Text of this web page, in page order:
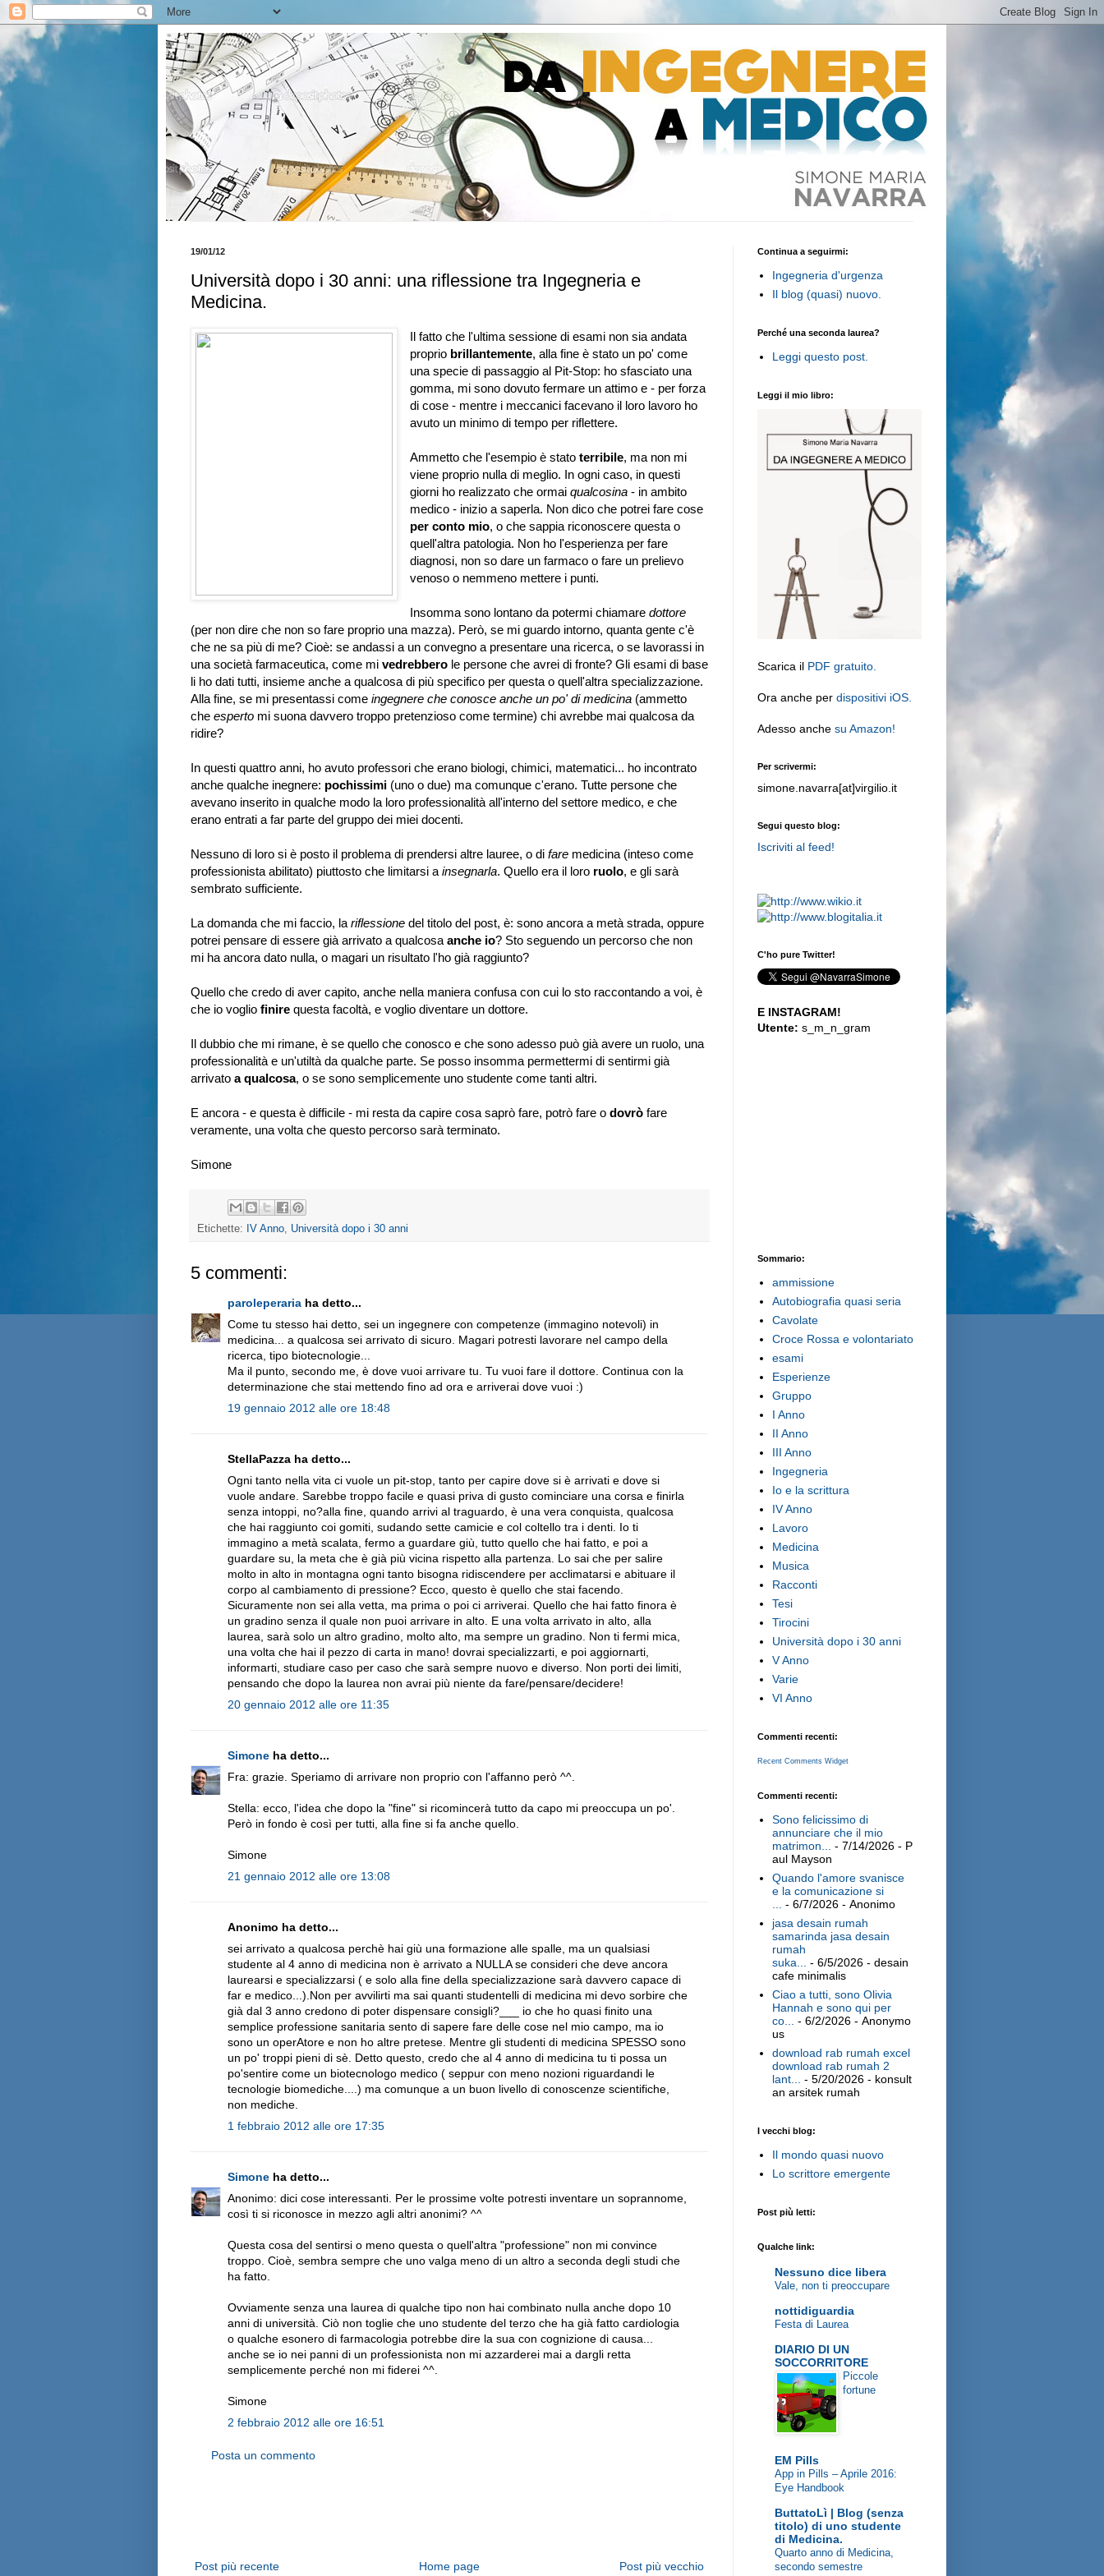
19/01/12
Università dopo i 30 anni: una riflessione tra Ingegneria e
Medicina.
Il fatto che l'ultima sessione di esami non sia andata
proprio brillantemente, alla fine è stato un po' come
una specie di passaggio al Pit-Stop: ho sfasciato una
gomma, mi sono dovuto fermare un attimo e - per forza
di cose - mentre i meccanici facevano il loro lavoro ho
avuto un minimo di tempo per riflettere.
Ammetto che l'esempio è statoterribile, ma non mi
viene proprio nulla di meglio. In ogni caso, in questi
giorni ho realizzato che ormaiqualcosina - in ambito
medico - inizio a saperla. Non dico che potrei fare cose
per conto mio, o che sappia riconoscere questa o
quell'altra patologia. Non ho l'esperienza per fare
diagnosi, non so dare un farmaco o fare un prelievo
venoso o nemmeno mettere i punti.
Insomma sono lontano da potermi chiamaredottore
(per non dire che non so fare proprio una mazza). Però, se mi guardo intorno, quanta gente c'è
che ne sa più di me? Cioè: se andassi a un convegno a presentare una ricerca, o se lavorassi in
una società farmaceutica, come mi vedrebbero le persone che avrei di fronte? Gli esami di base
li ho dati tutti, insieme anche a qualcosa di più specifico per questa o quell'altra specializzazione.
Alla fine, se mi presentassi come ingegnere che conosce anche un po' di medicina (ammetto
che esperto mi suona davvero troppo pretenzioso come termine) chi avrebbe mai qualcosa da
ridire?
In questi quattro anni, ho avuto professori che erano biologi, chimici, matematici... ho incontrato
anche qualche inegnere: pochissimi (uno o due) ma comunque c'erano. Tutte persone che
avevano inserito in qualche modo la loro professionalità all'interno del settore medico, e che
erano entrati a far parte del gruppo dei miei docenti.
Nessuno di loro si è posto il problema di prendersi altre lauree, o di fare medicina (inteso come
professionista abilitato) piuttosto che limitarsi a insegnarla. Quello era il loro ruolo, e gli sarà
sembrato sufficiente.
La domanda che mi faccio, la riflessione del titolo del post, è: sono ancora a metà strada, oppure
potrei pensare di essere già arrivato a qualcosa anche io? Sto seguendo un percorso che non
mi ha ancora dato nulla, o magari un risultato l'ho già raggiunto?
Quello che credo di aver capito, anche nella maniera confusa con cui lo sto raccontando a voi, è
che io voglio finire questa facoltà, e voglio diventare un dottore.
Il dubbio che mi rimane, è se quello che conosco e che sono adesso può già avere un ruolo, una
professionalità e un'utiltà da qualche parte. Se posso insomma permettermi di sentirmi già
arrivato a qualcosa, o se sono semplicemente uno studente come tanti altri.
E ancora - e questa è difficile - mi resta da capire cosa saprò fare, potrò fare o dovrò fare
veramente, una volta che questo percorso sarà terminato.
Simone
Etichette: IV Anno Università dopo i 30 anni
5 commenti:
paroleperaria ha detto...
Come tu stesso hai detto, sei un ingegnere con competenze (immagino notevoli) in
medicina... a qualcosa sei arrivato di sicuro. Magari potresti lavorare nel campo della
ricerca, tipo biotecnologie...
Ma il punto, secondo me, è dove vuoi arrivare tu. Tu vuoi fare il dottore. Continua con la
determinazione che stai mettendo fino ad ora e arriverai dove vuoi :)
19 gennaio 2012 alle ore 18:48
StellaPazza ha detto...
Ogni tanto nella vita ci vuole un pit-stop, tanto per capire dove si è arrivati e dove si
vuole andare. Sarebbe troppo facile e quasi priva di gusto cominciare una corsa e finirla
senza intoppi, no?alla fine, quando arrivi al traguardo, è una vera conquista, qualcosa
che hai raggiunto coi gomiti, sudando sette camicie e col coltello tra i denti. Io ti
immagino a metà scalata, fermo a guardare giù, tutto quello che hai fatto, e poi a
guardare su, la meta che è già più vicina rispetto alla partenza. Lo sai che per salire
molto in alto in montagna ogni tanto bisogna ridiscendere per acclimatarsi e abituare il
corpo al cambiamento di pressione? Ecco, questo è quello che stai facendo.
Sicuramente non sei alla vetta, ma prima o poi ci arriverai. Quello che hai fatto finora è
un gradino senza il quale non puoi arrivare in alto. E una volta arrivato in alto, alla
laurea, sarà solo un altro gradino, molto alto, ma sempre un gradino. Non ti fermi mica,
una volta che hai il pezzo di carta in mano! dovrai specializzarti, e poi aggiornarti,
informarti, studiare caso per caso che sarà sempre nuovo e diverso. Non porti dei limiti,
pensando che dopo la laurea non avrai più niente da fare/pensare/decidere!
20 gennaio 2012 alle ore 11:35
Simone ha detto...
Fra: grazie. Speriamo di arrivare non proprio con l'affanno però ^^.
Stella: ecco, l'idea che dopo la "fine" si ricomincerà tutto da capo mi preoccupa un po'.
Però in fondo è così per tutti, alla fine si fa anche quello.
Simone
21 gennaio 2012 alle ore 13:08
Anonimo ha detto...
sei arrivato a qualcosa perchè hai giù una formazione alle spalle, ma un qualsiasi
studente al 4 anno di medicina non è arrivato a NULLA se consideri che deve ancora
laurearsi e specializzarsi ( e solo alla fine della specializzazione sarà davvero capace di
far e medico...).Non per avvilirti ma sai quanti studentelli di medicina mi devo sorbire che
già dal 3 anno credono di poter dispensare consigli?___ io che ho quasi finito una
semplice professione sanitaria sento di sapere fare delle cose nel mio campo, ma io
sono un operAtore e non ho altre pretese. Mentre gli studenti di medicina SPESSO sono
un po' troppi pieni di sè. Detto questo, credo che al 4 anno di medicina tu ti possa un
po'sentire come un biotecnologo medico ( seppur con meno nozioni riguardandi le
tecnologie biomediche....) ma comunque a un buon livello di conoscenze scientifiche,
non mediche.
1 febbraio 2012 alle ore 17:35
Simone ha detto...
Anonimo: dici cose interessanti. Per le prossime volte potresti inventare un soprannome,
così ti si riconosce in mezzo agli altri anonimi? ^^
Questa cosa del sentirsi o meno questa o quell'altra "professione" non mi convince
troppo. Cioè, sembra sempre che uno valga meno di un altro a seconda degli studi che
ha fatto.
Ovviamente senza una laurea di qualche tipo non hai combinato nulla anche dopo 10
anni di università. Ciò non toglie che uno studente del terzo che ha già fatto cardiologia
o qualche esonero di farmacologia potrebbe dire la sua con cognizione di causa...
anche se io nei panni di un professionista non mi azzarderei mai a dargli retta
semplicemente perché non mi fiderei ^^.
Simone
2 febbraio 2012 alle ore 16:51
Posta un commento
Post più recente Post più vecchio
Home page
Continua a seguirmi:
Ingegneria d'urgenza
Il blog (quasi) nuovo.
Perché una seconda laurea?
Leggi questo post.
Leggi il mio libro:
Scarica il PDF gratuito.
Ora anche per dispositivi iOS.
Adesso anche su Amazon!
Per scrivermi:
simone.navarra[at]virgilio.it
Segui questo blog:
Iscriviti al feed!
C'ho pure Twitter!
E INSTAGRAM!
Utente: s_m_n_gram
Sommario:
ammissione
Autobiografia quasi seria
Cavolate
Croce Rossa e volontariato
esami
Esperienze
Gruppo
I Anno
II Anno
III Anno
Ingegneria
Io e la scrittura
IV Anno
Lavoro
Medicina
Musica
Racconti
Tesi
Tirocini
Università dopo i 30 anni
V Anno
Varie
VI Anno
Commenti recenti:
Recent Comments Widget
Commenti recenti:
Sono felicissimo di
annunciare che il mio
matrimon...
- 7/14/2026- P
aul Mayson
Quando l'amore svanisce
e la comunicazione si
- 6/7/2026- Anonimo
jasa desain rumah
samarinda jasa desain
rumah
suka...
- 6/5/2026- desain
cafe minimalis
Ciao a tutti, sono Olivia
Hannah e sono qui per
co...
- 6/2/2026- Anonymo
us
download rab rumah excel
download rab rumah 2
lant...
- 5/20/2026- konsult
an arsitek rumah
I vecchi blog:
Il mondo quasi nuovo
Lo scrittore emergente
Post più letti:
Qualche link:
Nessuno dice libera
Vale, non ti preoccupare
nottidiguardia
Festa di Laurea
DIARIO DI UN
SOCCORRITORE
Piccole
fortune
EM Pills
App in Pills – Aprile 2016:
Eye Handbook
ButtatoLì | Blog (senza
titolo) di uno studente
di Medicina.
Quarto anno di Medicina,
secondo semestre